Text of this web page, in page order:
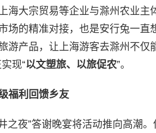
海大宗贸易等企业与滁州农业
场的精准对接，也是安行兔一
游产品，让上海游客去滁州不仅
现“以文塑旅、以旅促农”。
福利回馈乡友
之夜”答谢晚宴将活动推向高潮